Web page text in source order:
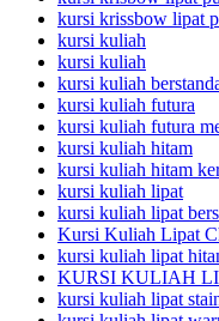
kursi krissbow lipat
kursi kuliah
kursi kuliah
kursi kuliah
kursi kuliah futura
kursi kuliah futura
kursi kuliah hitam
kursi kuliah hitam
kursi kuliah lipat
kursi kuliah lipat
Kursi Kuliah Lipat
kursi kuliah lipat
KURSI KULIAH
kursi kuliah lipat